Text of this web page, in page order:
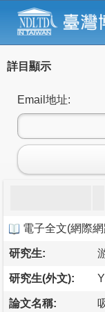
詳目顯示
Email地址:
電子全文(網際
研究生:
研究生(外文):
論文名稱: